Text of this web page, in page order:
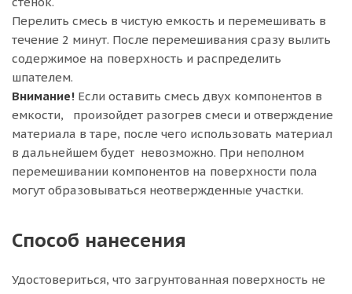
Перелить смесь в чистую емкость и перемешивать в
течение 2 минут. После перемешивания сразу вылить
содержимое на поверхность и распределить
шпателем.
Внимание! Если оставить смесь двух компонентов в
емкости, произойдет разогрев смеси и отверждение
материала в таре, после чего использовать материал
в дальнейшем будет невозможно. При неполном
перемешивании компонентов на поверхности пола
могут образовываться неотвержденные участки.
Способ нанесения
Удостовериться, что загрунтованная поверхность не